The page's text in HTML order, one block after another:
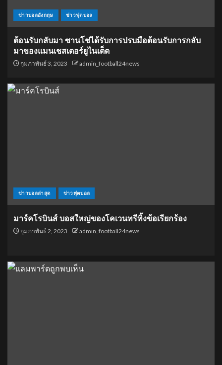
ข่าวบอลอังกฤษ ข่าวฟุตบอล
ต้อนรับกลับมา ซานโช่ได้รับการปรบมือต้อนรับการกลับ
มาของแมนเชสเตอร์ยูไนเต็ด
กุมภาพันธ์ 3, 2023 admin_football24news
ข่าวบอลล่าสุด ข่าวฟุตบอล
มาร์คโรบินส์ บอสใหญ่ของโคเวนทรีทิ้งข้อเรียกร้อง
กุมภาพันธ์ 2, 2023 admin_football24news